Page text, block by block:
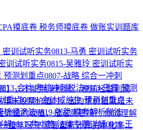
摸底卷 税务师摸底卷 做账实训题库
密训试听实务0813-马勇 密训试听实务
训试听实务0815-吴雅玲 密训试听实
预测划重点0807-战略 综合一冲刺
会计考前冲刺税法0813-王霞预测
重点0828-会计戚纯生预测划重点
析经济法0819-张稳模考解析税法
解0817-焦小艳法律专题详解0819-王
】，不能用净利润。 税前经营利润
年末股票价值时，因为求价值就是未
流量的现值，是这意思吗？你的理解
整年呀不需要重新计算资本化率；